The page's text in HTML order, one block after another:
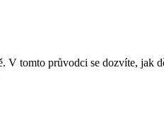
V tomto průvodci se dozvíte, jak